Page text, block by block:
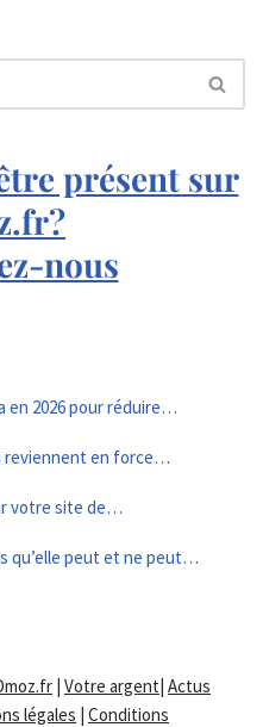
présent sur
nous
en 2026 pour réduire…
reviennent en force…
votre site de…
qu’elle peut et ne peut…
| Votre argent| Actus
légales | Conditions